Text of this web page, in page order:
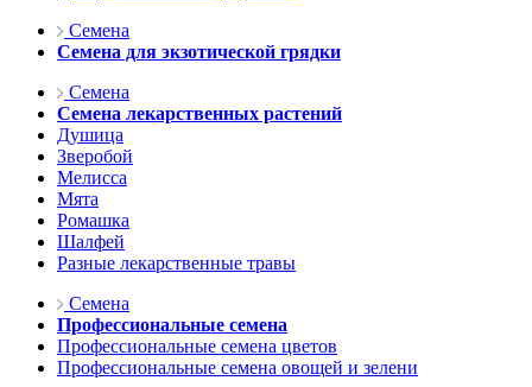
Семена
Семена для экзотической грядки
Семена
Семена лекарственных растений
Душица
Зверобой
Мелисса
Мята
Ромашка
Шалфей
Разные лекарственные травы
Семена
Профессиональные семена
Профессиональные семена цветов
Профессиональные семена овощей и зелени